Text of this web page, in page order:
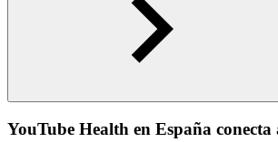
YouTube Health en España